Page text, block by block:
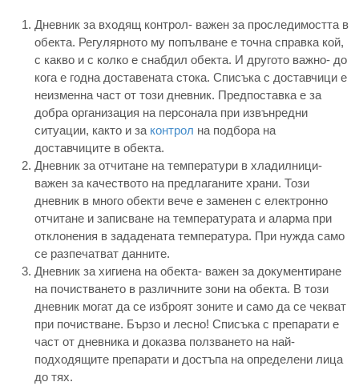
Дневник за входящ контрол- важен за проследимостта в
обекта. Регулярното му попълване е точна справка кой,
с какво и с колко е снабдил обекта. И другото важно- до
кога е годна доставената стока. Списъка с доставчици е
неизменна част от този дневник. Предпоставка е за
добра организация на персонала при извънредни
ситуации, както и за контрол на подбора на
доставчиците в обекта.
Дневник за отчитане на температури в хладилници-
важен за качеството на предлаганите храни. Този
дневник в много обекти вече е заменен с електронно
отчитане и записване на температурата и аларма при
отклонения в зададената температура. При нужда само
се разпечатват данните.
Дневник за хигиена на обекта- важен за документиране
на почистването в различните зони на обекта. В този
дневник могат да се изброят зоните и само да се чекват
при почистване. Бързо и лесно! Списъка с препарати е
част от дневника и доказва ползването на най-
подходящите препарати и достъпа на определени лица
до тях.